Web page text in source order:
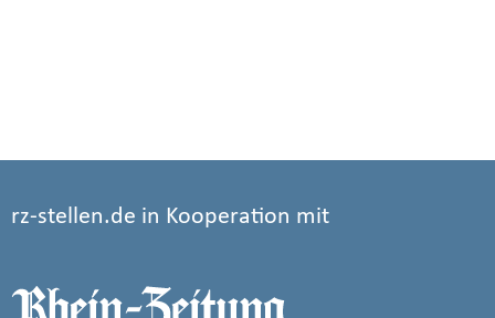
rz-stellen.de in Kooperation mit